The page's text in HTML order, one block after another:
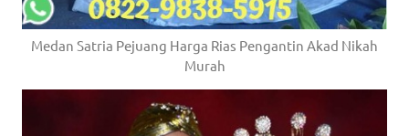
Medan Satria Pejuang Harga Rias Pengantin Akad Nikah
Murah